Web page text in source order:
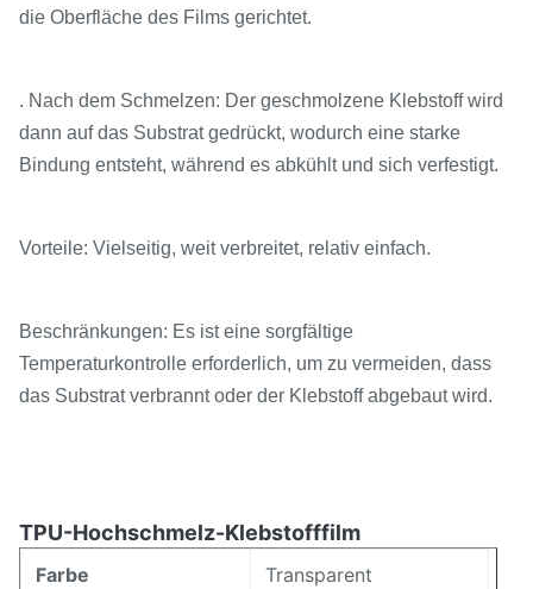
die Oberfläche des Films gerichtet.
. Nach dem Schmelzen: Der geschmolzene Klebstoff wird
dann auf das Substrat gedrückt, wodurch eine starke
Bindung entsteht, während es abkühlt und sich verfestigt.
Vorteile: Vielseitig, weit verbreitet, relativ einfach.
Beschränkungen: Es ist eine sorgfältige
Temperaturkontrolle erforderlich, um zu vermeiden, dass
das Substrat verbrannt oder der Klebstoff abgebaut wird.
TPU-Hochschmelz-Klebstofffilm
Farbe Transparent